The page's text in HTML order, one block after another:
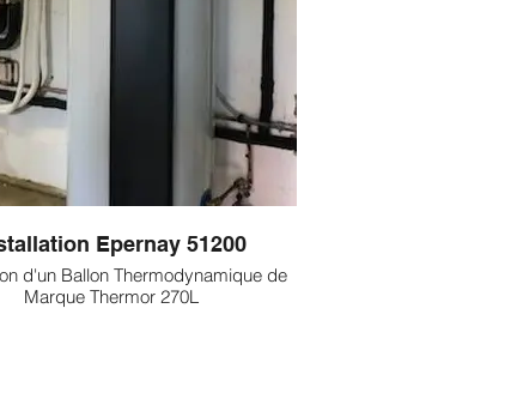
Epernay 51200
d'un Ballon Thermodynamique de
Marque Thermor 270L